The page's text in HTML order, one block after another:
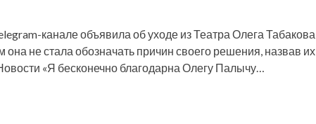
канале объявила об уходе из Театра Олега Табакова
не стала обозначать причин своего решения, назвав их
«Я бесконечно благодарна Олегу Палычу…